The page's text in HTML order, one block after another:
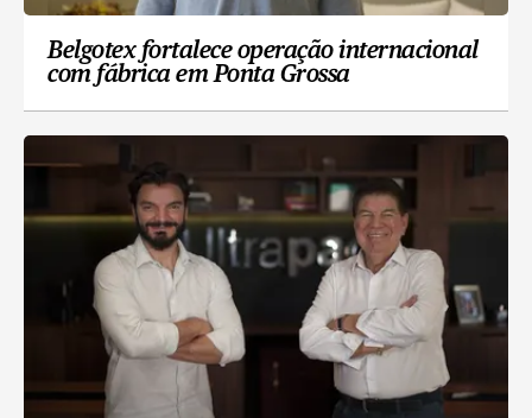
Belgotex fortalece operação internacional
com fábrica em Ponta Grossa